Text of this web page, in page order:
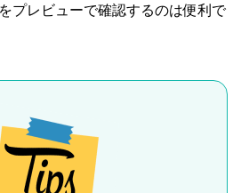
プレビューで確認するのは便利で